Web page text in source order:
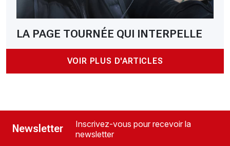
LA PAGE TOURNÉE QUI INTERPELLE
VOIR PLUS D'ARTICLES
Newsletter
Inscrivez-vous pour recevoir la
newsletter